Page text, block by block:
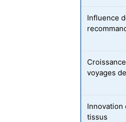
Influence
voyages
Innovation
tissus